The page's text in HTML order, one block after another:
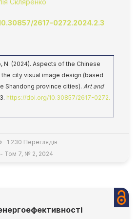
Скляренко
2617-0272.2024.2.3
N. (2024). Aspects of the Chinese
city visual image design (based
Shandong province cities). Art and
https://doi.org/10.30857/2617-0272.
1 230 Переглядів
Том 7, № 2, 2024